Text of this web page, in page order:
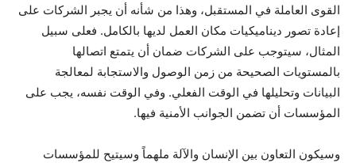
القوى العاملة في المستقبل، وهذا من شأنه أن يجبر الشركات على
إعادة تصور ديناميكيات مكان العمل لديها بالكامل. فعلى سبيل
المثال، سيتوجب على الشركات ضمان أن يتمتع اتصالها
بالمستويات الصحيحة من زمن الوصول والاستجابة لمعالجة
البيانات وتحليلها في الوقت الفعلي. وفي الوقت نفسه، يجب على
المؤسسات أن تضمن الجوانب الأمنية فيها.
وسيكون التعاون بين الإنسان والآلة ملهماً وسيتيح للمؤسسات